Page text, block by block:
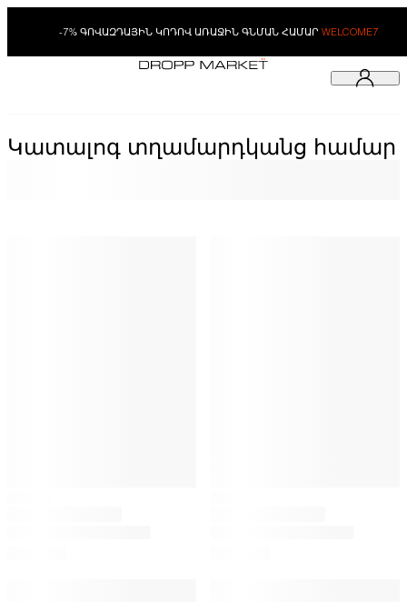
-7% ԳՈՎԱԶԴԱՅԻՆ ԿՈԴՈՎ ԱՌԱՋԻՆ ԳՆՄԱՆ ՀԱՄԱՐ WELCOME7
Կատալոգ տղամարդկանց համար